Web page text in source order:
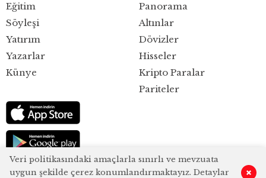
Eğitim
Panorama
Söyleşi
Yatırım
Yazarlar
Künye
Altınlar
Dövizler
Hisseler
Kripto Paralar
Pariteler
Veri politikasındaki amaçlarla sınırlı ve mevzuata
uygun şekilde çerez konumlandırmaktayız. Detaylar